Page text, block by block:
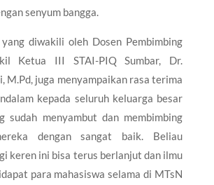
senyum bangga.
diwakili oleh Dosen Pembimbing
Ketua III STAI-PIQ Sumbar, Dr.
M.Pd, juga menyampaikan rasa terima
kepada seluruh keluarga besar
sudah menyambut dan membimbing
dengan sangat baik. Beliau
keren ini bisa terus berlanjut dan ilmu
para mahasiswa selama di MTsN